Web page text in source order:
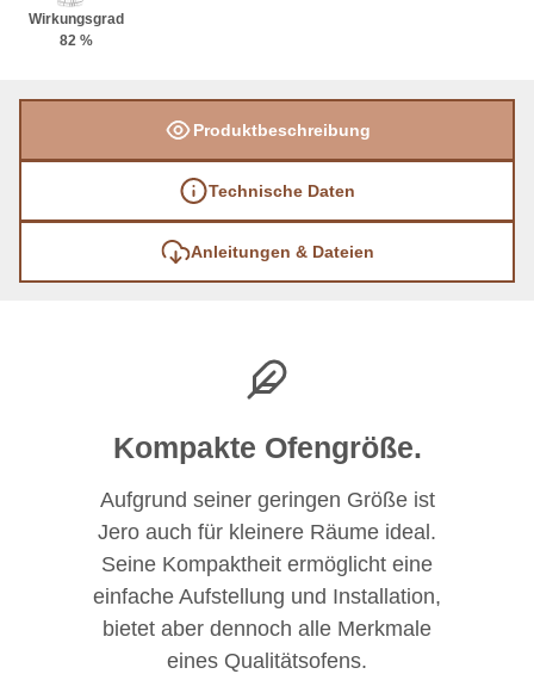
Wirkungsgrad
82 %
Produktbeschreibung
Technische Daten
Anleitungen & Dateien
Kompakte Ofengröße.
Aufgrund seiner geringen Größe ist
Jero auch für kleinere Räume ideal.
Seine Kompaktheit ermöglicht eine
einfache Aufstellung und Installation,
bietet aber dennoch alle Merkmale
eines Qualitätsofens.